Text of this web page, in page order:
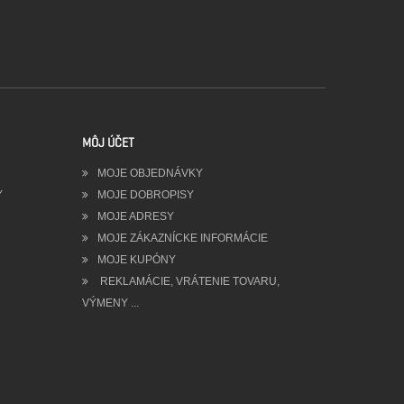
MÔJ ÚČET
MOJE OBJEDNÁVKY
MOJE DOBROPISY
MOJE ADRESY
MOJE ZÁKAZNÍCKE INFORMÁCIE
MOJE KUPÓNY
REKLAMÁCIE, VRÁTENIE TOVARU,
VÝMENY ...